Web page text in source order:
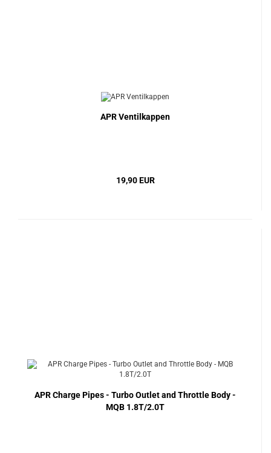
APR Ventilkappen
19,90 EUR
APR Charge Pipes - Turbo Outlet and Throttle Body -
MQB 1.8T/2.0T